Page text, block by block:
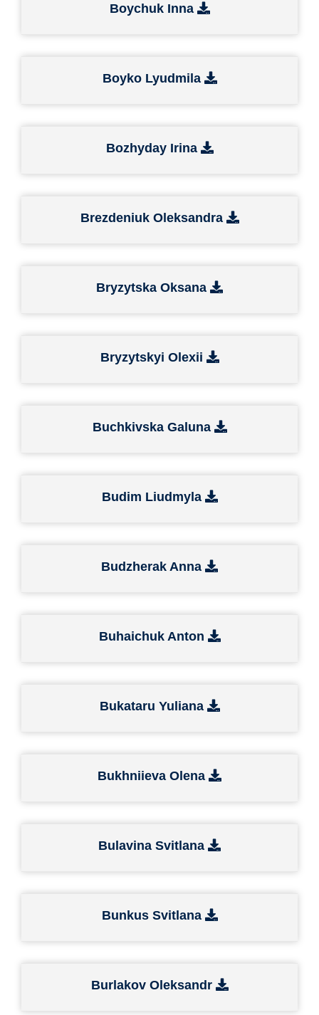
Boychuk Inna
Boyko Lyudmila
Bozhyday Irina
Brezdeniuk Oleksandra
Bryzytska Oksana
Bryzytskyi Olexii
Buchkivska Galuna
Budim Liudmyla
Budzherak Anna
Buhaichuk Anton
Bukataru Yuliana
Bukhniieva Olena
Bulavina Svitlana
Bunkus Svitlana
Burlakov Oleksandr